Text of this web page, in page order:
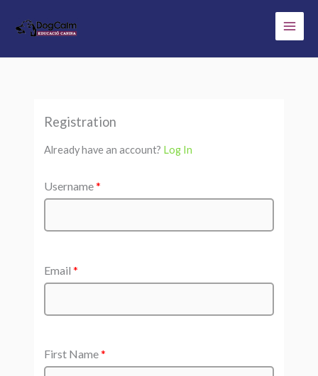
Registration
Already have an account? Log In
Username*
Email*
First Name*